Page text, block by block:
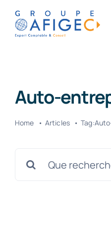
Passer
contenu
Qui-
Auto-
Home Articles Tag: